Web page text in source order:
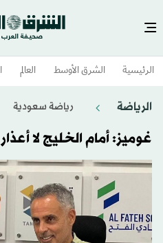
الرئيسية الشرق الأوسط​ العالم
الرياضة رياضة سعودية
غوميز: أمام الخليج لا أعذار